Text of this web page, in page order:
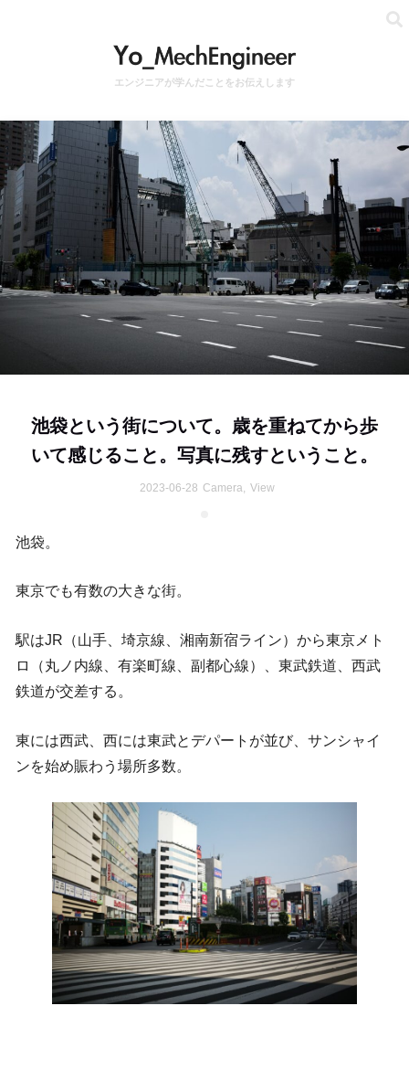
エンジニアが学んだことをお伝えします
池袋という街について。歳を重ねてから歩
いて感じること。写真に残すということ。
2023-06-28 Camera View
池袋。
東京でも有数の大きな街。
駅はJR（山手、埼京線、湘南新宿ライン）から東京メト
ロ（丸ノ内線、有楽町線、副都心線）、東武鉄道、西武
鉄道が交差する。
東には西武、西には東武とデパートが並び、サンシャイ
ンを始め賑わう場所多数。